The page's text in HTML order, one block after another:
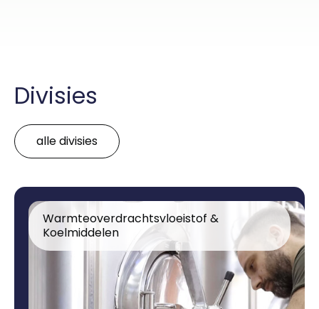
Divisies
alle divisies
Warmteoverdrachtsvloeistof &
Koelmiddelen